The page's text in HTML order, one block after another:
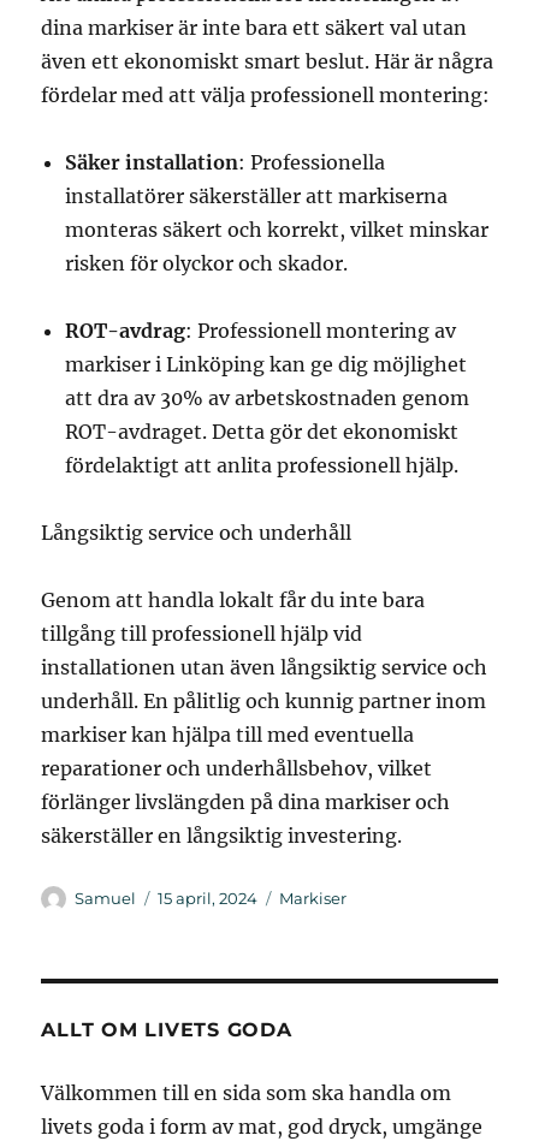
dina markiser är inte bara ett säkert val utan
även ett ekonomiskt smart beslut. Här är några
fördelar med att välja professionell montering:
Säker installation: Professionella
installatörer säkerställer att markiserna
monteras säkert och korrekt, vilket minskar
risken för olyckor och skador.
ROT-avdrag: Professionell montering av
markiser i Linköping kan ge dig möjlighet
att dra av 30% av arbetskostnaden genom
ROT-avdraget. Detta gör det ekonomiskt
fördelaktigt att anlita professionell hjälp.
Långsiktig service och underhåll
Genom att handla lokalt får du inte bara
tillgång till professionell hjälp vid
installationen utan även långsiktig service och
underhåll. En pålitlig och kunnig partner inom
markiser kan hjälpa till med eventuella
reparationer och underhållsbehov, vilket
förlänger livslängden på dina markiser och
säkerställer en långsiktig investering.
Författare
Samuel
Publicerat
15 april, 2024 Kategorier
Markiser
ALLT OM LIVETS GODA
Välkommen till en sida som ska handla om
livets goda i form av mat, god dryck, umgänge